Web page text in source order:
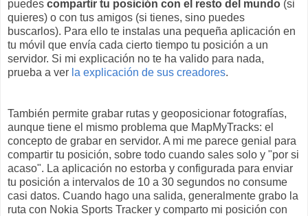
puedes compartir tu posición con el resto del mundo (si
quieres) o con tus amigos (si tienes, sino puedes
buscarlos). Para ello te instalas una pequeña aplicación en
tu móvil que envía cada cierto tiempo tu posición a un
servidor. Si mi explicación no te ha valido para nada,
prueba a ver la explicación de sus creadores.
También permite grabar rutas y geoposicionar fotografías,
aunque tiene el mismo problema que MapMyTracks: el
concepto de grabar en servidor. A mi me parece genial para
compartir tu posición, sobre todo cuando sales solo y "por si
acaso". La aplicación no estorba y configurada para enviar
tu posición a intervalos de 10 a 30 segundos no consume
casi datos. Cuando hago una salida, generalmente grabo la
ruta con Nokia Sports Tracker y comparto mi posición con